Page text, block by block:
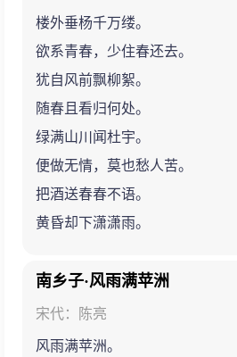
楼外垂杨千万缕。
欲系青春，少住春还去。
犹自风前飘柳絮。
随春且看归何处。
绿满山川闻杜宇。
便做无情，莫也愁人苦。
把酒送春春不语。
黄昏却下潇潇雨。
南乡子·风雨满苹洲
宋代：陈亮
风雨满苹洲。